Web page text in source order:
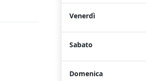
Venerdì
Sabato
Domenica